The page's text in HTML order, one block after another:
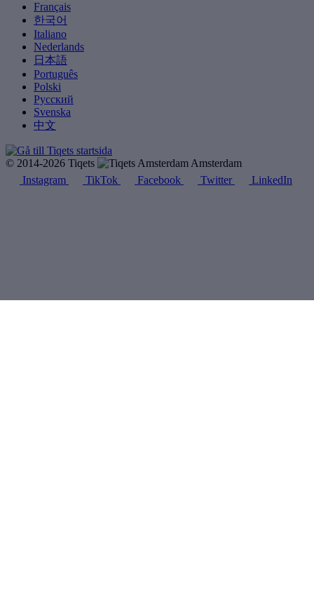
Français
한국어
Italiano
Nederlands
日本語
Português
Polski
Русский
Svenska
中文
© 2014-2026 Tiqets
Amsterdam
Instagram
TikTok Facebook Twitter LinkedIn